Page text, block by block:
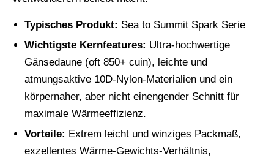
Typisches Produkt: Sea to Summit Spark Serie
Wichtigste Kernfeatures: Ultra-hochwertige
Gänsedaune (oft 850+ cuin), leichte und
atmungsaktive 10D-Nylon-Materialien und ein
körpernaher, aber nicht einengender Schnitt für
maximale Wärmeeffizienz.
Vorteile: Extrem leicht und winziges Packmaß,
exzellentes Wärme-Gewichts-Verhältnis,